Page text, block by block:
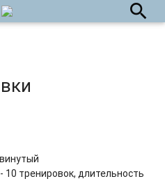
уровень search
- 10 тренировок, длительность